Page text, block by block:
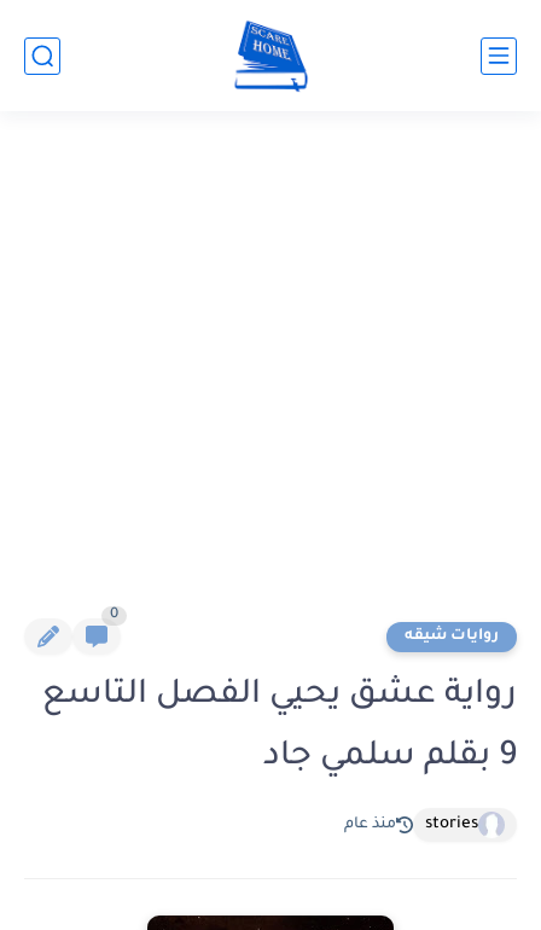
روايات شيقه
0
رواية عشق يحيي الفصل التاسع
9 بقلم سلمي جاد
stories منذ عام